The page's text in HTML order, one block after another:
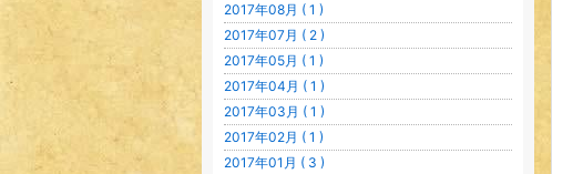
2017年08月 ( 1 )
2017年07月 ( 2 )
2017年05月 ( 1 )
2017年04月 ( 1 )
2017年03月 ( 1 )
2017年02月 ( 1 )
2017年01月 ( 3 )